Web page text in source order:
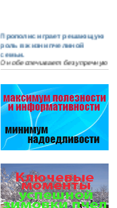
Прополис играет решающую
роль в жизни пчелиной
семьи.
Он обеспечивает безупречную
чистоту улья, или древесного
Варроадез - это лучшее
современное средство
для лечения варроатоза и
действует на два вида
клеща…
звено в системе
комплексного оздоровления
от болезней пчел и
повышения рентабельности
пасеки.